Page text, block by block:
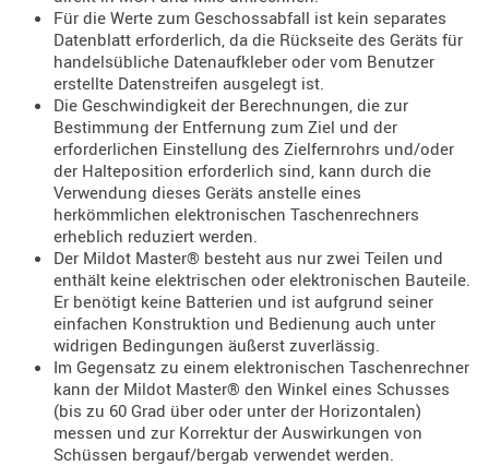
AUFSÄTZE
UND
PATCHES
UND
Für die Werte zum Geschossabfall ist kein separates
Datenblatt erforderlich, da die Rückseite des Geräts für
handelsübliche Datenaufkleber oder vom Benutzer
erstellte Datenstreifen ausgelegt ist.
Die Geschwindigkeit der Berechnungen, die zur
Bestimmung der Entfernung zum Ziel und der
erforderlichen Einstellung des Zielfernrohrs und/oder
der Halteposition erforderlich sind, kann durch die
Verwendung dieses Geräts anstelle eines
herkömmlichen elektronischen Taschenrechners
erheblich reduziert werden.
Der Mildot Master® besteht aus nur zwei Teilen und
enthält keine elektrischen oder elektronischen Bauteile.
Er benötigt keine Batterien und ist aufgrund seiner
einfachen Konstruktion und Bedienung auch unter
widrigen Bedingungen äußerst zuverlässig.
Im Gegensatz zu einem elektronischen Taschenrechner
kann der Mildot Master® den Winkel eines Schusses
(bis zu 60 Grad über oder unter der Horizontalen)
messen und zur Korrektur der Auswirkungen von
Schüssen bergauf/bergab verwendet werden.